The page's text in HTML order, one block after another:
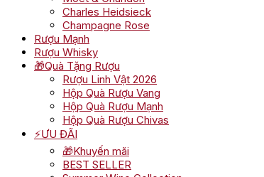
Charles Heidsieck
Champagne Rose
Rượu Mạnh
Rượu Whisky
🎁Quà Tặng Rượu
Rượu Linh Vật 2026
Hộp Quà Rượu Vang
Hộp Quà Rượu Mạnh
Hộp Quà Rượu Chivas
⚡ƯU ĐÃI
🎁Khuyến mãi
BEST SELLER